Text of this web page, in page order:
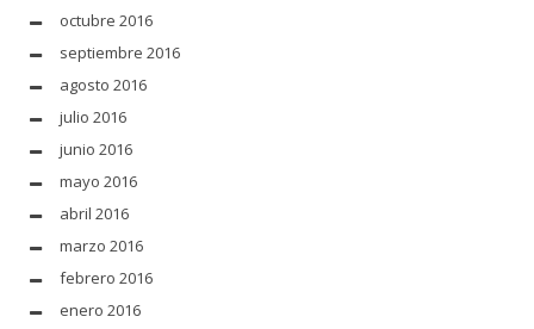
octubre 2016
septiembre 2016
agosto 2016
julio 2016
junio 2016
mayo 2016
abril 2016
marzo 2016
febrero 2016
enero 2016